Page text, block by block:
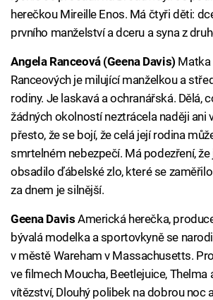
herečkou Mireille Enos. Má čtyři děti:
prvního manželství a dceru a syna z
Angela Ranceová (Geena Davis) Matka
Ranceových je milující manželkou a
rodiny. Je laskavá a ochranářská. Dělá,
žádných okolností neztrácela naději ani
přesto, že se bojí, že celá její rodina
smrtelném nebezpečí. Má podezření,
obsadilo ďábelské zlo, které se
za dnem je silnější.
Geena Davis Americká herečka,
bývalá modelka a sportovkyně se
v městě Wareham v Massachusetts.
ve filmech Moucha, Beetlejuice, Thelma
vítězství, Dlouhý polibek na dobrou noc